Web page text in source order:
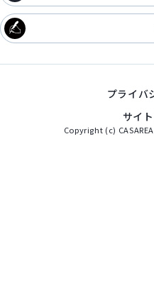
プライバ
サイ
Copyright (c)